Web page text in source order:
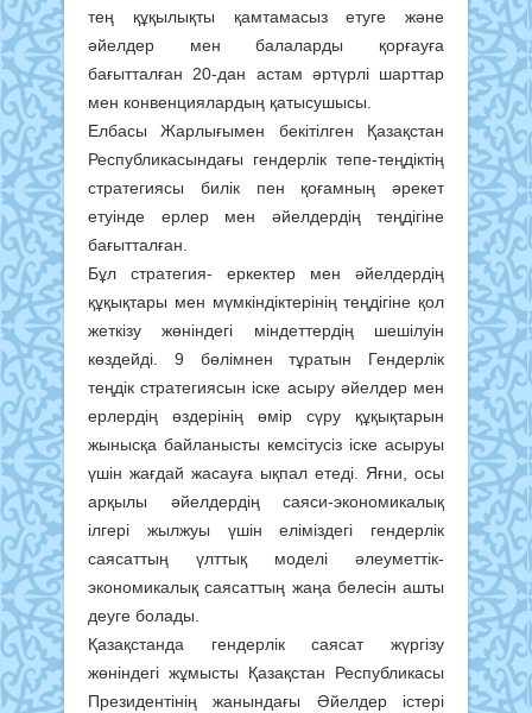
тең құқылықты қамтамасыз етуге және
әйелдер мен балаларды қорғауға
бағытталған 20-дан астам әртүрлі шарттар
мен конвенциялардың қатысушысы.
Елбасы Жарлығымен бекітілген Қазақстан
Республикасындағы гендерлік тепе-теңдіктің
стратегиясы билік пен қоғамның әрекет
етуінде ерлер мен әйелдердің теңдігіне
бағытталған.
Бұл стратегия- еркектер мен әйелдердің
құқықтары мен мүмкіндіктерінің теңдігіне қол
жеткізу жөніндегі міндеттердің шешілуін
көздейді. 9 бөлімнен тұратын Гендерлік
теңдік стратегиясын іске асыру әйелдер мен
ерлердің өздерінің өмір сүру құқықтарын
жынысқа байланысты кемсітусіз іске асыруы
үшін жағдай жасауға ықпал етеді. Яғни, осы
арқылы әйелдердің саяси-экономикалық
ілгері жылжуы үшін еліміздегі гендерлік
саясаттың үлттық моделі әлеуметтік-
экономикалық саясаттың жаңа белесін ашты
деуге болады.
Қазақстанда гендерлік саясат жүргізу
жөніндегі жұмысты Қазақстан Республикасы
Президентінің жанындағы Әйелдер істері